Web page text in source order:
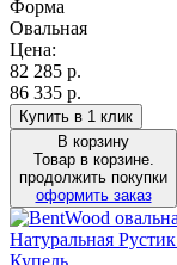
Форма
Овальная
Цена:
82 285 р.
86 335 р.
Купить в 1 клик
В корзину
Товар в корзине.
продолжить покупки
оформить заказ
Купель